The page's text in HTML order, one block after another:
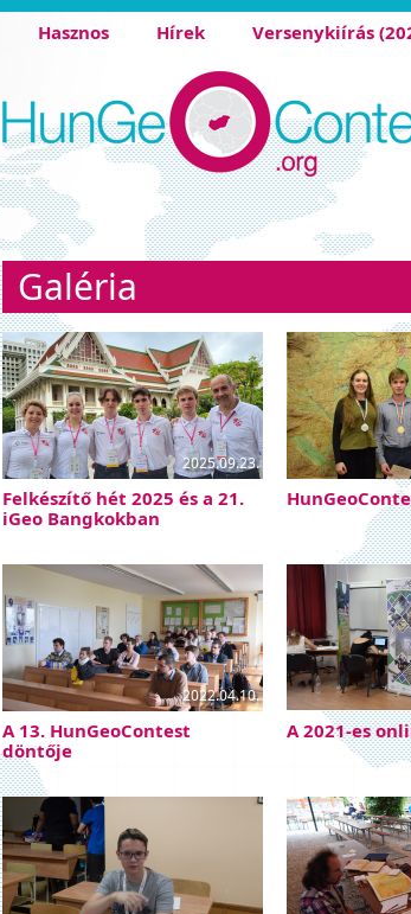
Hasznos Hírek Versenykiírás
Galéria
2025.09.23.
Felkészítő hét 2025 és a 21.
iGeo Bangkokban
2022.04.10.
A 13. HunGeoContest
döntője
A 2021-es